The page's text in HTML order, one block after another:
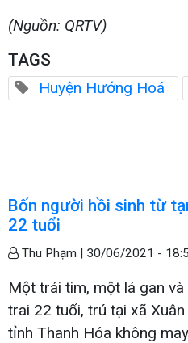
(Nguồn: QRTV)
TAGS
Huyện Hướng Hoá
Bốn người hồi sinh từ
22 tuổi
Thu Phạm | 30/06/2021 -
Một trái tim, một lá gan
trai 22 tuổi, trú tại xã
tỉnh Thanh Hóa không